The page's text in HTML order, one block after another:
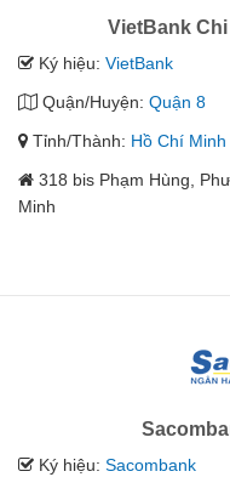
VietBank
Ký hiệu: VietBank
Quận/Huyện: Quận 8
Tỉnh/Thành: Hồ Chí Minh
318 bis Phạm Hùng,
Minh
Ký hiệu: Sacombank